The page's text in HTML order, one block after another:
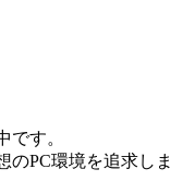
です。
のPC環境を追求しま